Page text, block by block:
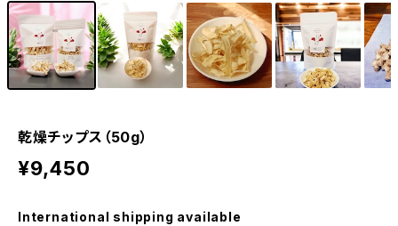
乾燥チップス（50g）
¥9,450
International shipping available